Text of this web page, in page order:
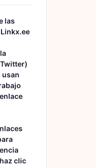
las
usan
clic